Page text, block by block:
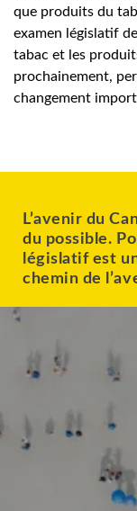
que produits du
examen législatif
tabac et les
prochainement,
changement
L’avenir du
du possible.
législatif est
chemin de